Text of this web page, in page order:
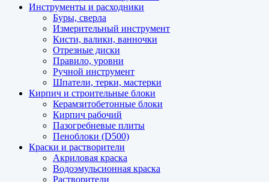
Инструменты и расходники
Буры, сверла
Измерительный инструмент
Кисти, валики, ванночки
Отрезные диски
Правило, уровни
Ручной инструмент
Шпатели, терки, мастерки
Кирпич и строительные блоки
Керамзитобетонные блоки
Кирпич рабочий
Пазогребневые плиты
Пеноблоки (D500)
Краски и растворители
Акриловая краска
Водоэмульсионная краска
Растворители